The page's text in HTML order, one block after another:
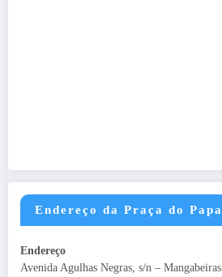
Endereço da Praça do Papa
Endereço
Avenida Agulhas Negras, s/n – Mangabeiras